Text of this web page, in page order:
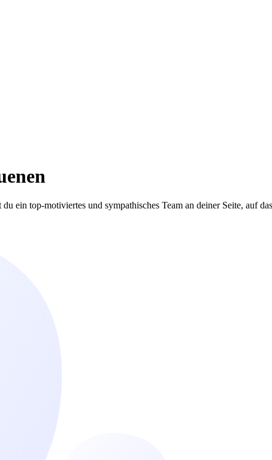
ein top-motiviertes und sympathisches Team an deiner Seite, auf